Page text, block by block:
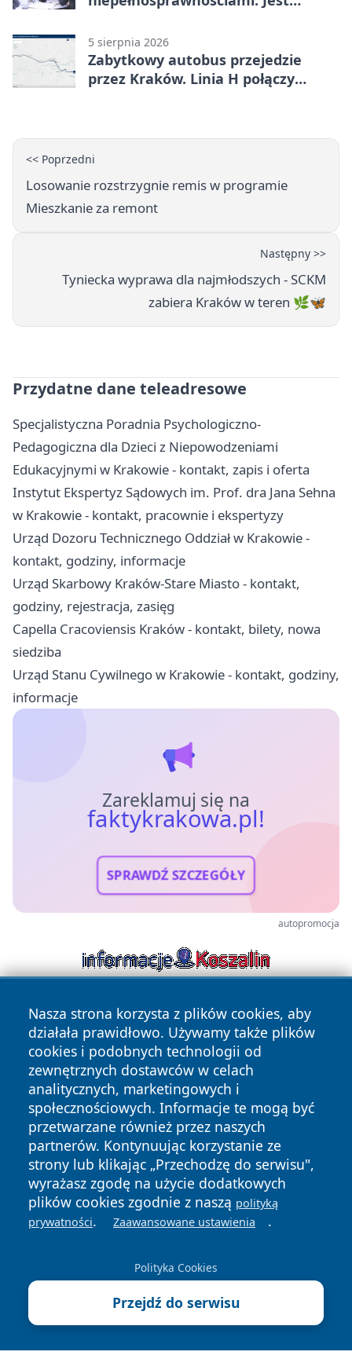
5 sierpnia 2026
Zabytkowy autobus przejedzie
przez Kraków. Linia H połączy
<< Poprzedni
Losowanie rozstrzygnie remis w programie
Mieszkanie za remont
Następny >>
Tyniecka wyprawa dla najmłodszych - SCKM
zabiera Kraków w teren 🌿🦋
Przydatne dane teleadresowe
Specjalistyczna Poradnia Psychologiczno-
Pedagogiczna dla Dzieci z Niepowodzeniami
Edukacyjnymi w Krakowie - kontakt, zapis i oferta
Instytut Ekspertyz Sądowych im. Prof. dra Jana Sehna
w Krakowie - kontakt, pracownie i ekspertyzy
Urząd Dozoru Technicznego Oddział w Krakowie -
kontakt, godziny, informacje
Urząd Skarbowy Kraków-Stare Miasto - kontakt,
godziny, rejestracja, zasięg
Capella Cracoviensis Kraków - kontakt, bilety, nowa
siedziba
Urząd Stanu Cywilnego w Krakowie - kontakt, godziny,
informacje
Zareklamuj się na
faktykrakowa.pl!
SPRAWDŹ SZCZEGÓŁY
autopromocja
Nasza strona korzysta z plików cookies, aby
działała prawidłowo. Używamy także plików
cookies i podobnych technologii od
zewnętrznych dostawców w celach
analitycznych, marketingowych i
społecznościowych. Informacje te mogą być
przetwarzane również przez naszych
partnerów. Kontynuując korzystanie ze
strony lub klikając „Przechodzę do serwisu",
wyrażasz zgodę na użycie dodatkowych
plików cookies zgodnie z naszą polityką
prywatności. Zaawansowane ustawienia .
Polityka Cookies
Przejdź do serwisu
Copyright © 2026 faktykrakowa.pl Wszystkie prawa
zastrzeżone.
News Autorzy
Polityka
Prywatności
Polityka
Cookies